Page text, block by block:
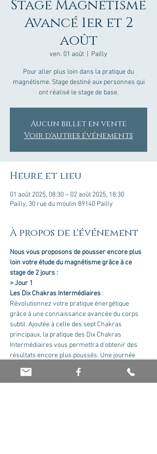
Stage Magnétisme
Avancé 1er et 2
août
ven. 01 août
  |
Pailly
Pour aller plus loin dans la pratique du
magnétisme. Stage destiné aux personnes qui
ont réalisé le stage de base.
Aucun billet en vente
Voir d'autres événements
Heure et lieu
01 août 2025, 08:30 – 02 août 2025, 18:30
Pailly, 30 rue du moulin 89140 Pailly
À propos de l'événement
Nous vous proposons de pousser encore plus
loin votre étude du magnétisme grâce à ce
stage de 2 jours :
> Jour 1
Les Dix Chakras Intermédiaires :
Révolutionnez votre pratique énergétique
grâce à une connaissance avancée du corps
subtil. Ajoutée à celle des sept Chakras
principaux, la pratique des Dix Chakras
Intermédiaires vous permettra d'obtenir des
résultats encore plus poussés. Une journée
bien remplie de théorie et de pratiques
avancées.